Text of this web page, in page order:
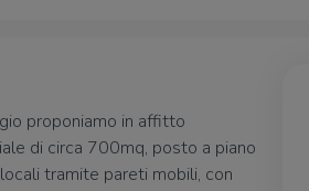
proponiamo in affitto
di circa 700mq, posto a piano
tramite pareti mobili, con